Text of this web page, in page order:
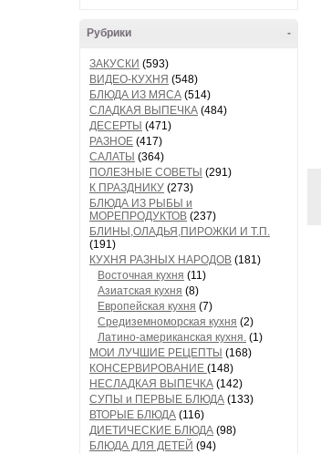
-
Рубрики
ЗАКУСКИ (593)
ВИДЕО-КУХНЯ (548)
БЛЮДА ИЗ МЯСА (514)
СЛАДКАЯ ВЫПЕЧКА (484)
ДЕСЕРТЫ (471)
РАЗНОЕ (417)
САЛАТЫ (364)
ПОЛЕЗНЫЕ СОВЕТЫ (291)
К ПРАЗДНИКУ (273)
БЛЮДА ИЗ РЫБЫ и
МОРЕПРОДУКТОВ (237)
БЛИНЫ,ОЛАДЬЯ,ПИРОЖКИ И Т.П.
(191)
КУХНЯ РАЗНЫХ НАРОДОВ (181)
Восточная кухня (11)
Азиатская кухня (8)
Европейская кухня (7)
Средиземноморская кухня (2)
Латино-американская кухня. (1)
МОИ ЛУЧШИЕ РЕЦЕПТЫ (168)
КОНСЕРВИРОВАНИЕ (148)
НЕСЛАДКАЯ ВЫПЕЧКА (142)
СУПЫ и ПЕРВЫЕ БЛЮДА (133)
ВТОРЫЕ БЛЮДА (116)
ДИЕТИЧЕСКИЕ БЛЮДА (98)
БЛЮДА ДЛЯ ДЕТЕЙ (94)